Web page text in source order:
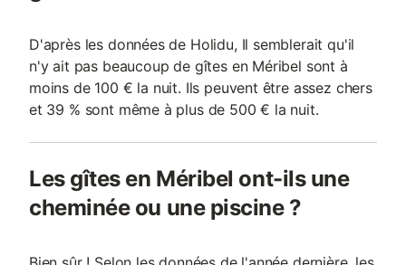
D'après les données de Holidu, Il semblerait qu'il
n'y ait pas beaucoup de gîtes en Méribel sont à
moins de 100 € la nuit. Ils peuvent être assez chers
et 39 % sont même à plus de 500 € la nuit.
Les gîtes en Méribel ont-ils une
cheminée ou une piscine ?